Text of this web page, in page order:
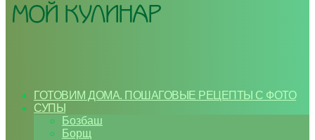
ГОТОВИМ ДОМА. ПОШАГОВЫЕ РЕЦЕПТЫ С ФОТО
СУПЫ
Бозбаш
Борщ